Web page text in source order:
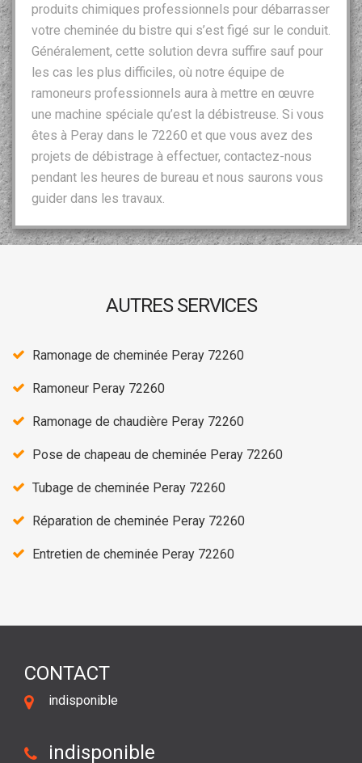
produits chimiques professionnels pour débarrasser
votre cheminée du bistre qui s’est figé sur le conduit.
Généralement, cette solution devra suffire sauf pour
les cas les plus difficiles, où notre équipe de
ramoneurs professionnels aura à mettre en œuvre
une machine spéciale qu’est la débistreuse. Si vous
êtes à Peray dans le 72260 et que vous avez des
projets de débistrage à effectuer, contactez-nous
pendant les heures de bureau et nous saurons vous
guider dans les travaux.
AUTRES SERVICES
Ramonage de cheminée Peray 72260
Ramoneur Peray 72260
Ramonage de chaudière Peray 72260
Pose de chapeau de cheminée Peray 72260
Tubage de cheminée Peray 72260
Réparation de cheminée Peray 72260
Entretien de cheminée Peray 72260
CONTACT
indisponible
indisponible